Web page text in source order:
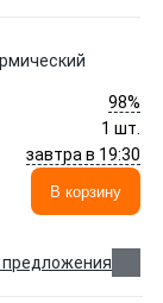
98%
1 шт.
завтра в 19:30
В корзину
предложения